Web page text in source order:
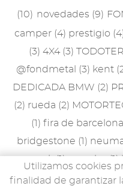
Utilizamos cookies
finalidad de garantizar
(10) novedades (9)
camper (4) prestigio
(3) 4X4 (3)
@fondmetal (3) kent
DEDICADA BMW (2)
(2) rueda (2)
(1) fira de barcelona
bridgestone (1)
peak(1) porsche(1)
accesorios(1) mak